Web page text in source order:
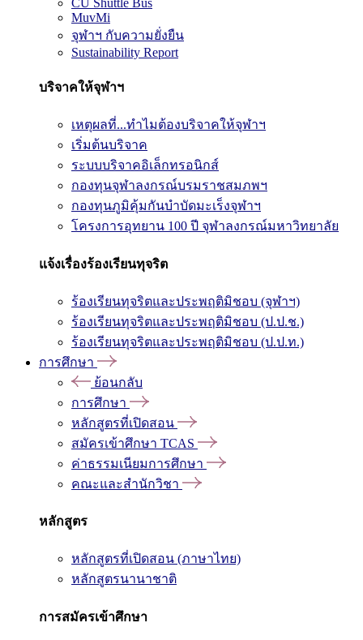
MuvMi
จุฬาฯ กับความยั่งยืน
Sustainability Report
บริจาคให้จุฬาฯ
เหตุผลที่...ทำไมต้องบริจาคให้จุฬาฯ
เริ่มต้นบริจาค
ระบบบริจาคอิเล็กทรอนิกส์
กองทุนจุฬาลงกรณ์บรมราชสมภพฯ
กองทุนภูมิคุ้มกันบำบัดมะเร็งจุฬาฯ
โครงการอุทยาน 100 ปี จุฬาลงกรณ์มหาวิทยาลัย
แจ้งเรื่องร้องเรียนทุจริต
ร้องเรียนทุจริตและประพฤติมิชอบ (จุฬาฯ)
ร้องเรียนทุจริตและประพฤติมิชอบ (ป.ป.ช.)
ร้องเรียนทุจริตและประพฤติมิชอบ (ป.ป.ท.)
การศึกษา
ย้อนกลับ
การศึกษา
หลักสูตรที่เปิดสอน
สมัครเข้าศึกษา TCAS
ค่าธรรมเนียมการศึกษา
คณะและสำนักวิชา
หลักสูตร
หลักสูตรที่เปิดสอน (ภาษาไทย)
หลักสูตรนานาชาติ
การสมัครเข้าศึกษา